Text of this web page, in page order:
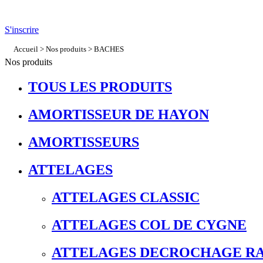
S'inscrire
Accueil > Nos produits > BACHES
Nos produits
TOUS LES PRODUITS
AMORTISSEUR DE HAYON
AMORTISSEURS
ATTELAGES
ATTELAGES CLASSIC
ATTELAGES COL DE CYGNE
ATTELAGES DECROCHAGE